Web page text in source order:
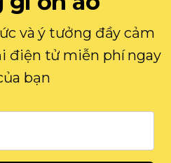
và ý tưởng đầy cảm
điện tử miễn phí ngay
bạn